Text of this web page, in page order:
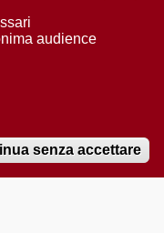
stampa
2012 del 18 giugno
audience
senza accettare